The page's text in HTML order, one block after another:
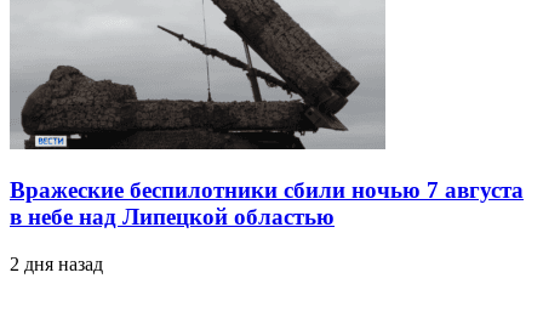
Вражеские беспилотники сбили ночью 7 августа
в небе над Липецкой областью
2 дня назад